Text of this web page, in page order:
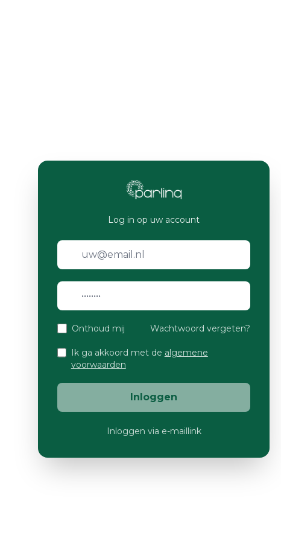
Log in op uw account
Onthoud mij Wachtwoord vergeten?
Ik ga akkoord met de algemene
voorwaarden
Inloggen
Inloggen via e-maillink